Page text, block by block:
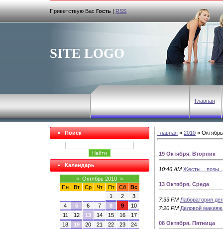
Приветствую Вас Гость|RSS
SITE LOGO
Главная
Поиск
Календарь
« Октябрь 2010 »
Пн
Вт Ср Чт Пт Сб
Вс
1
2
3
4
5 6 7 8 9
10
11
12 13 14 15 16
17
18
19 20 21 22 23
24
Главная » 2010 » Октябрь
19 Октября, Вторник
10:46 AM Жесты...
13 Октября, Среда
7:33 PM Лаборатория
7:20 PM Деловой
08 Октября, Пятница